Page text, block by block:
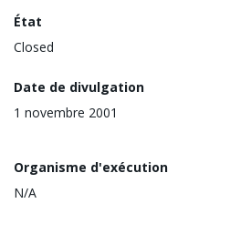
État
Closed
Date de divulgation
1 novembre 2001
Organisme d'exécution
N/A